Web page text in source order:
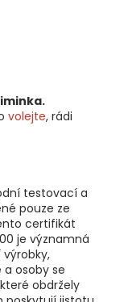
volejte, rádi
testovací a
pouze ze
certifikát
je významná
osoby se
obdržely